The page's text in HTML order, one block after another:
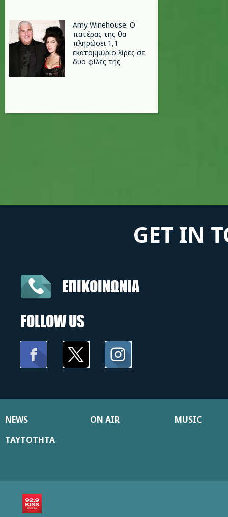
Amy Winehouse: Ο
πατέρας της θα
πληρώσει 1,1
εκατομμύριο λίρες σε
δυο φίλες της
GET IN
ΕΠΙΚΟΙΝΩΝΙΑ
FOLLOW US
NEWS ON AIR
MUSIC
ΤΑΥΤΟΤΗΤΑ